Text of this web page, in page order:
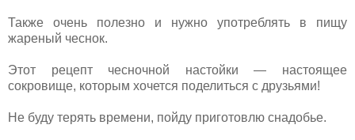
Также очень полезно и нужно употреблять в пищу
жареный чеснок.
Этот рецепт чесночной настойки — настоящее
сокровище, которым хочется поделиться с друзьями!
Не буду терять времени, пойду приготовлю снадобье.